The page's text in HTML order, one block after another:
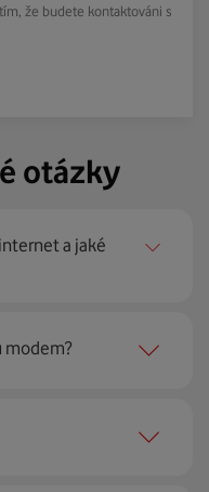
že budete kontaktováni s
otázky
a jaké
na splátky. U
plnou